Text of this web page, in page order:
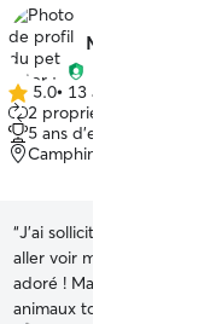
Magali J.
5.0 étoile(s)
sur
5
5.0• 13 avis
2 propriétaires
5 ans d'expérience
Camphin en
“J’ai sollicité Magali du
aller voir mon petit chat
adoré ! Magali est calme et très douce avec les
animaux tout ce que mon